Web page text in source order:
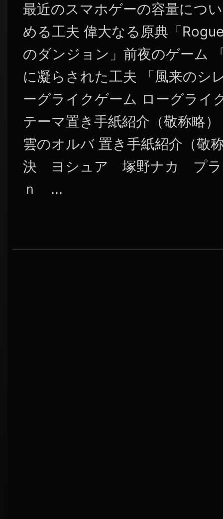
最近のスマホゲーの容量につ
める工夫 偉大なる原典「
のダンジョン」前夜のゲーム
に凝らされた工夫 「風来のシ
ーグライクゲーム ローグライ
テーマ置き手紙紹介（敬称
雲のオルバ 置き手紙紹介（敬
決 ヨシュア 塚野ナカ プラ
ｎ ...